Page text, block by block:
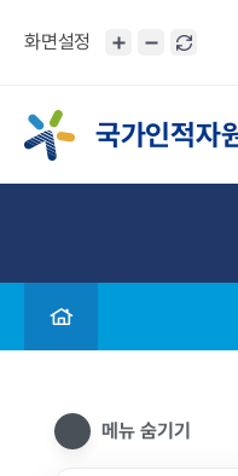
화면설정
국가인적자
메뉴 숨기기